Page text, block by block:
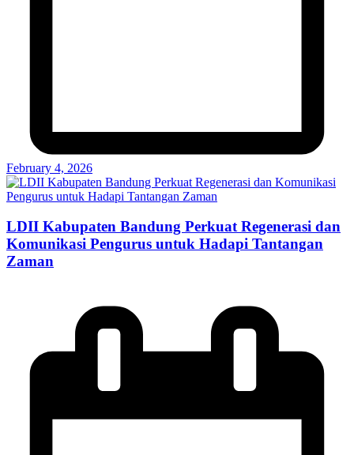
February 4, 2026
LDII Kabupaten Bandung Perkuat Regenerasi dan
Komunikasi Pengurus untuk Hadapi Tantangan
Zaman